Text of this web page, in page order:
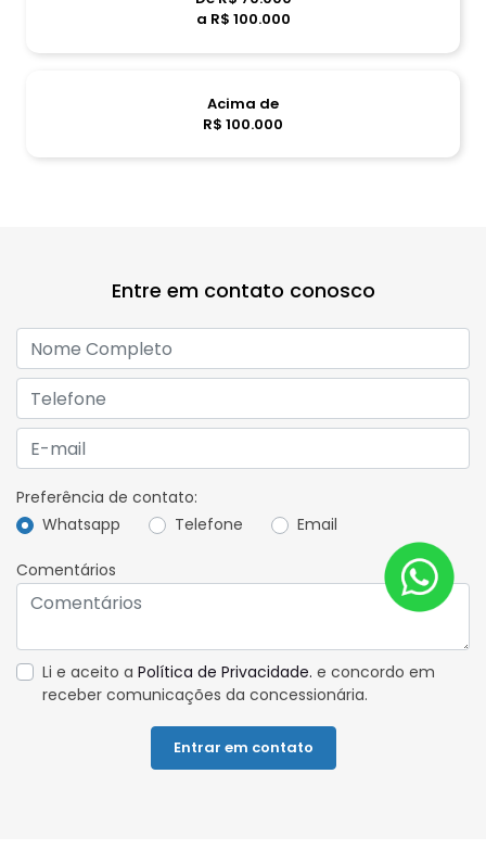
a R$ 100.000
Acima de
R$ 100.000
Entre em contato conosco
Preferência de contato:
Whatsapp
Telefone Email
Comentários
Li e aceito a Política de Privacidade. e concordo em
receber comunicações da concessionária.
Entrar em contato